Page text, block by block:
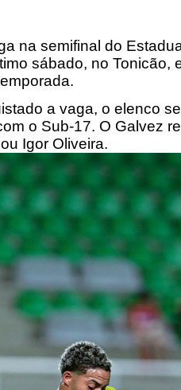
na semifinal do
sábado, no Tonicão,
a vaga, o elenco
o Sub-17. O Galvez
Igor Oliveira.